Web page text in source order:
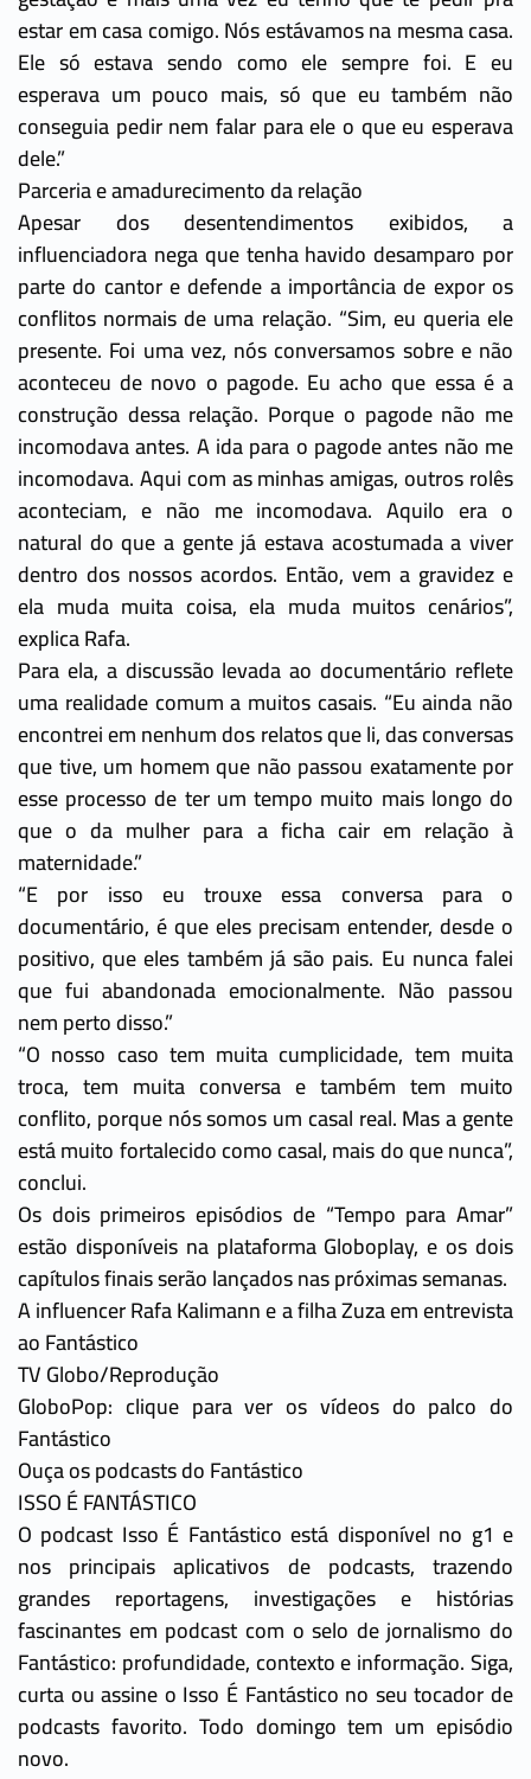
estar em casa comigo. Nós estávamos na mesma casa.
Ele só estava sendo como ele sempre foi. E eu
esperava um pouco mais, só que eu também não
conseguia pedir nem falar para ele o que eu esperava
dele.”
Parceria e amadurecimento da relação
Apesar dos desentendimentos exibidos, a
influenciadora nega que tenha havido desamparo por
parte do cantor e defende a importância de expor os
conflitos normais de uma relação. “Sim, eu queria ele
presente. Foi uma vez, nós conversamos sobre e não
aconteceu de novo o pagode. Eu acho que essa é a
construção dessa relação. Porque o pagode não me
incomodava antes. A ida para o pagode antes não me
incomodava. Aqui com as minhas amigas, outros rolês
aconteciam, e não me incomodava. Aquilo era o
natural do que a gente já estava acostumada a viver
dentro dos nossos acordos. Então, vem a gravidez e
ela muda muita coisa, ela muda muitos cenários”,
explica Rafa.
Para ela, a discussão levada ao documentário reflete
uma realidade comum a muitos casais. “Eu ainda não
encontrei em nenhum dos relatos que li, das conversas
que tive, um homem que não passou exatamente por
esse processo de ter um tempo muito mais longo do
que o da mulher para a ficha cair em relação à
maternidade.”
“E por isso eu trouxe essa conversa para o
documentário, é que eles precisam entender, desde o
positivo, que eles também já são pais. Eu nunca falei
que fui abandonada emocionalmente. Não passou
nem perto disso.”
“O nosso caso tem muita cumplicidade, tem muita
troca, tem muita conversa e também tem muito
conflito, porque nós somos um casal real. Mas a gente
está muito fortalecido como casal, mais do que nunca”,
conclui.
Os dois primeiros episódios de “Tempo para Amar”
estão disponíveis na plataforma Globoplay, e os dois
capítulos finais serão lançados nas próximas semanas.
A influencer Rafa Kalimann e a filha Zuza em entrevista
ao Fantástico
TV Globo/Reprodução
GloboPop: clique para ver os vídeos do palco do
Fantástico
Ouça os podcasts do Fantástico
ISSO É FANTÁSTICO
O podcast Isso É Fantástico está disponível no g1 e
nos principais aplicativos de podcasts, trazendo
grandes reportagens, investigações e histórias
fascinantes em podcast com o selo de jornalismo do
Fantástico: profundidade, contexto e informação. Siga,
curta ou assine o Isso É Fantástico no seu tocador de
podcasts favorito. Todo domingo tem um episódio
novo.